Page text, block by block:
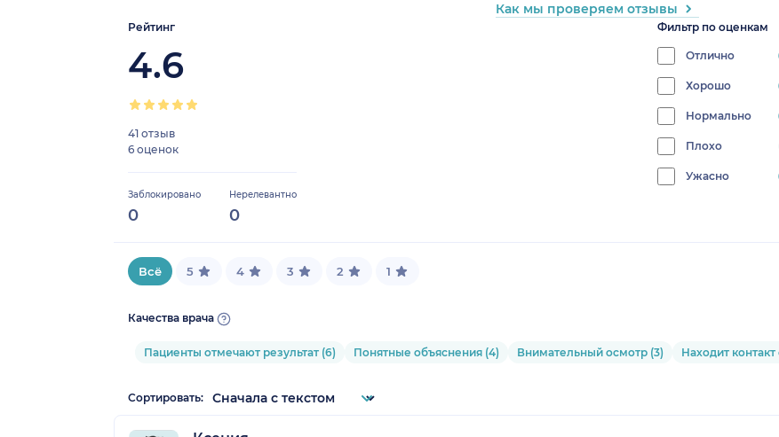
Рейтинг
4.6
41 отзыв
6 оценок
Заблокировано
0
Нерелевантно
0
Фильтр по оценкам
Отлично
Хорошо
6.382978723404255%
Нормально
2.127659574468085%
Плохо
Ужасно
Как мы проверяем отзывы
Всё 5 4 3 2 1
Качества врача
Пациенты отмечают результат (6) Понятные объяснения (4) Внимательный осмотр (3) Находит
Сортировать: